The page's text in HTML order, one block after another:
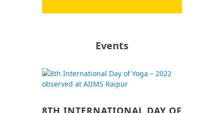
Events
8TH INTERNATIONAL DAY OF